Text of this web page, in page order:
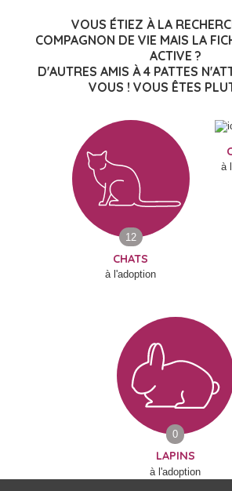
VOUS ÉTIEZ À LA
COMPAGNON DE VIE MAIS LA
ACTIVE ?
D'AUTRES AMIS À 4 PATTES
VOUS ! VOUS ÊTES
12
CHATS
à l'adoption
à
0
LAPINS
à l'adoption